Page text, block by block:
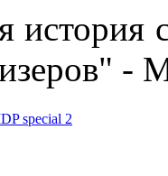
-
special 2